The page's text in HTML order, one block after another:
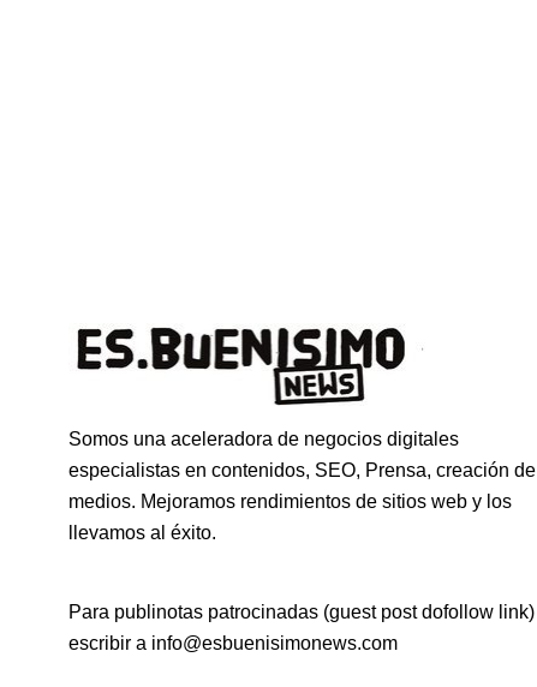
Somos una aceleradora de negocios digitales
especialistas en contenidos, SEO, Prensa, creación de
medios. Mejoramos rendimientos de sitios web y los
llevamos al éxito.
Para publinotas patrocinadas (guest post dofollow link)
escribir a info@esbuenisimonews.com